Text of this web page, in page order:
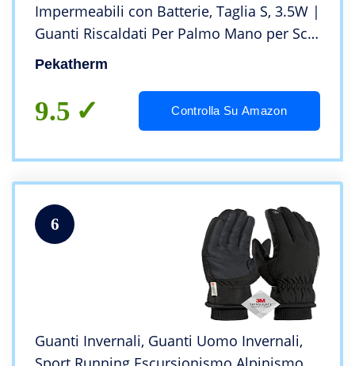
Impermeabili con Batterie, Taglia S, 3.5W |
Guanti Riscaldati Per Palmo Mano per Sci,
Moto, Equitazione, ecc. Per Uomo e
Pekatherm
9.5 Controlla Su Amazon
6
Guanti Invernali, Guanti Uomo Invernali,